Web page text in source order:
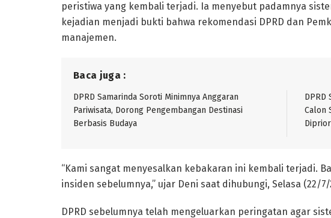
peristiwa yang kembali terjadi. Ia menyebut padamnya
kejadian menjadi bukti bahwa rekomendasi DPRD dan
manajemen.
Baca juga :
DPRD Samarinda Soroti Minimnya Anggaran
Pariwisata, Dorong Pengembangan Destinasi
Berbasis Budaya
DPRD
Calon
“Kami sangat menyesalkan kebakaran ini kembali terjadi.
insiden sebelumnya,” ujar Deni saat dihubungi, Selasa (22/7/
DPRD sebelumnya telah mengeluarkan peringatan agar